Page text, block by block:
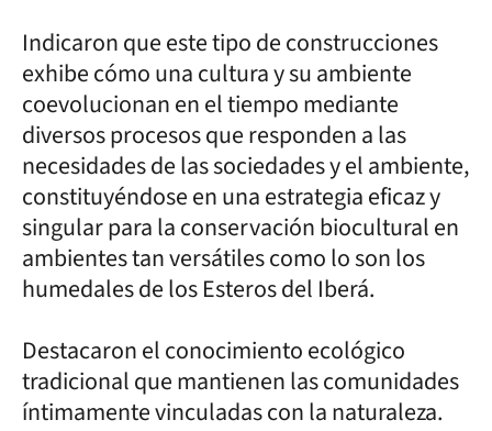
Indicaron que este tipo de construcciones
exhibe cómo una cultura y su ambiente
coevolucionan en el tiempo mediante
diversos procesos que responden a las
necesidades de las sociedades y el ambiente,
constituyéndose en una estrategia eficaz y
singular para la conservación biocultural en
ambientes tan versátiles como lo son los
humedales de los Esteros del Iberá.
Destacaron el conocimiento ecológico
tradicional que mantienen las comunidades
íntimamente vinculadas con la naturaleza.